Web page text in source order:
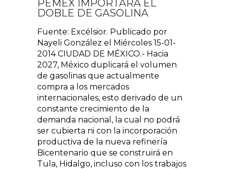
PEMEX IMPORTARÁ EL
DOBLE DE GASOLINA
Fuente: Excélsior. Publicado por
Nayeli González el Miércoles 15-01-
2014 CIUDAD DE MÉXICO.- Hacia
2027, México duplicará el volumen
de gasolinas que actualmente
compra a los mercados
internacionales, esto derivado de un
constante crecimiento de la
demanda nacional, la cual no podrá
ser cubierta ni con la incorporación
productiva de la nueva refinería
Bicentenario que se construirá en
Tula, Hidalgo, incluso con los trabajos